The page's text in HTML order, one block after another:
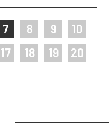
7 8 9
10
17 18 19 20